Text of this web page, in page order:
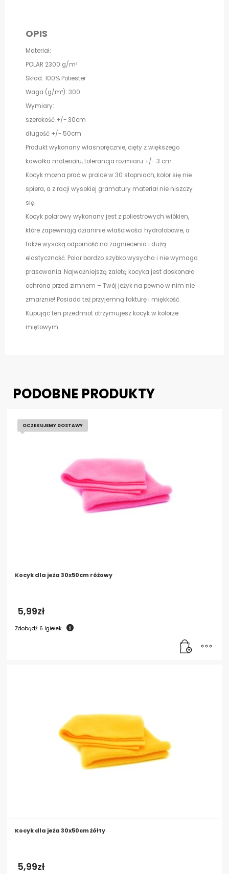
OPIS
Materiał:
POLAR 2300 g/m²
Skład: 100% Poliester
Waga (g/m²): 300
Wymiary:
szerokość +/- 30cm
długość +/- 50cm
Produkt wykonany własnoręcznie, cięty z większego
kawałka materiału, tolerancja rozmiaru +/- 3 cm.
Kocyk można prać w pralce w 30 stopniach, kolor się nie
spiera, a z racji wysokiej gramatury materiał nie niszczy
się.
Kocyk polarowy wykonany jest z poliestrowych włókien,
które zapewniają dzianinie właściwości hydrofobowe, a
także wysoką odporność na zagniecenia i dużą
elastyczność. Polar bardzo szybko wysycha i nie wymaga
prasowania. Najważniejszą zaletą kocyka jest doskonała
ochrona przed zimnem – Twój jeżyk na pewno w nim nie
zmarznie! Posiada też przyjemną fakturę i miękkość.
Kupując ten przedmiot otrzymujesz kocyk w kolorze
miętowym.
PODOBNE PRODUKTY
OCZEKUJEMY DOSTAWY
Kocyk dla jeża 30x50cm różowy
5,99zł
Zdobądź 6 Igiełek.
Kocyk dla jeża 30x50cm żółty
5,99zł